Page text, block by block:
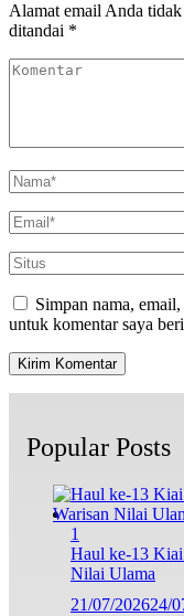
Alamat email Anda
ditandai *
Simpan nama,
untuk komentar saya
Popular Posts
1
Haul ke-13
Nilai Ulama
21/07/202624/